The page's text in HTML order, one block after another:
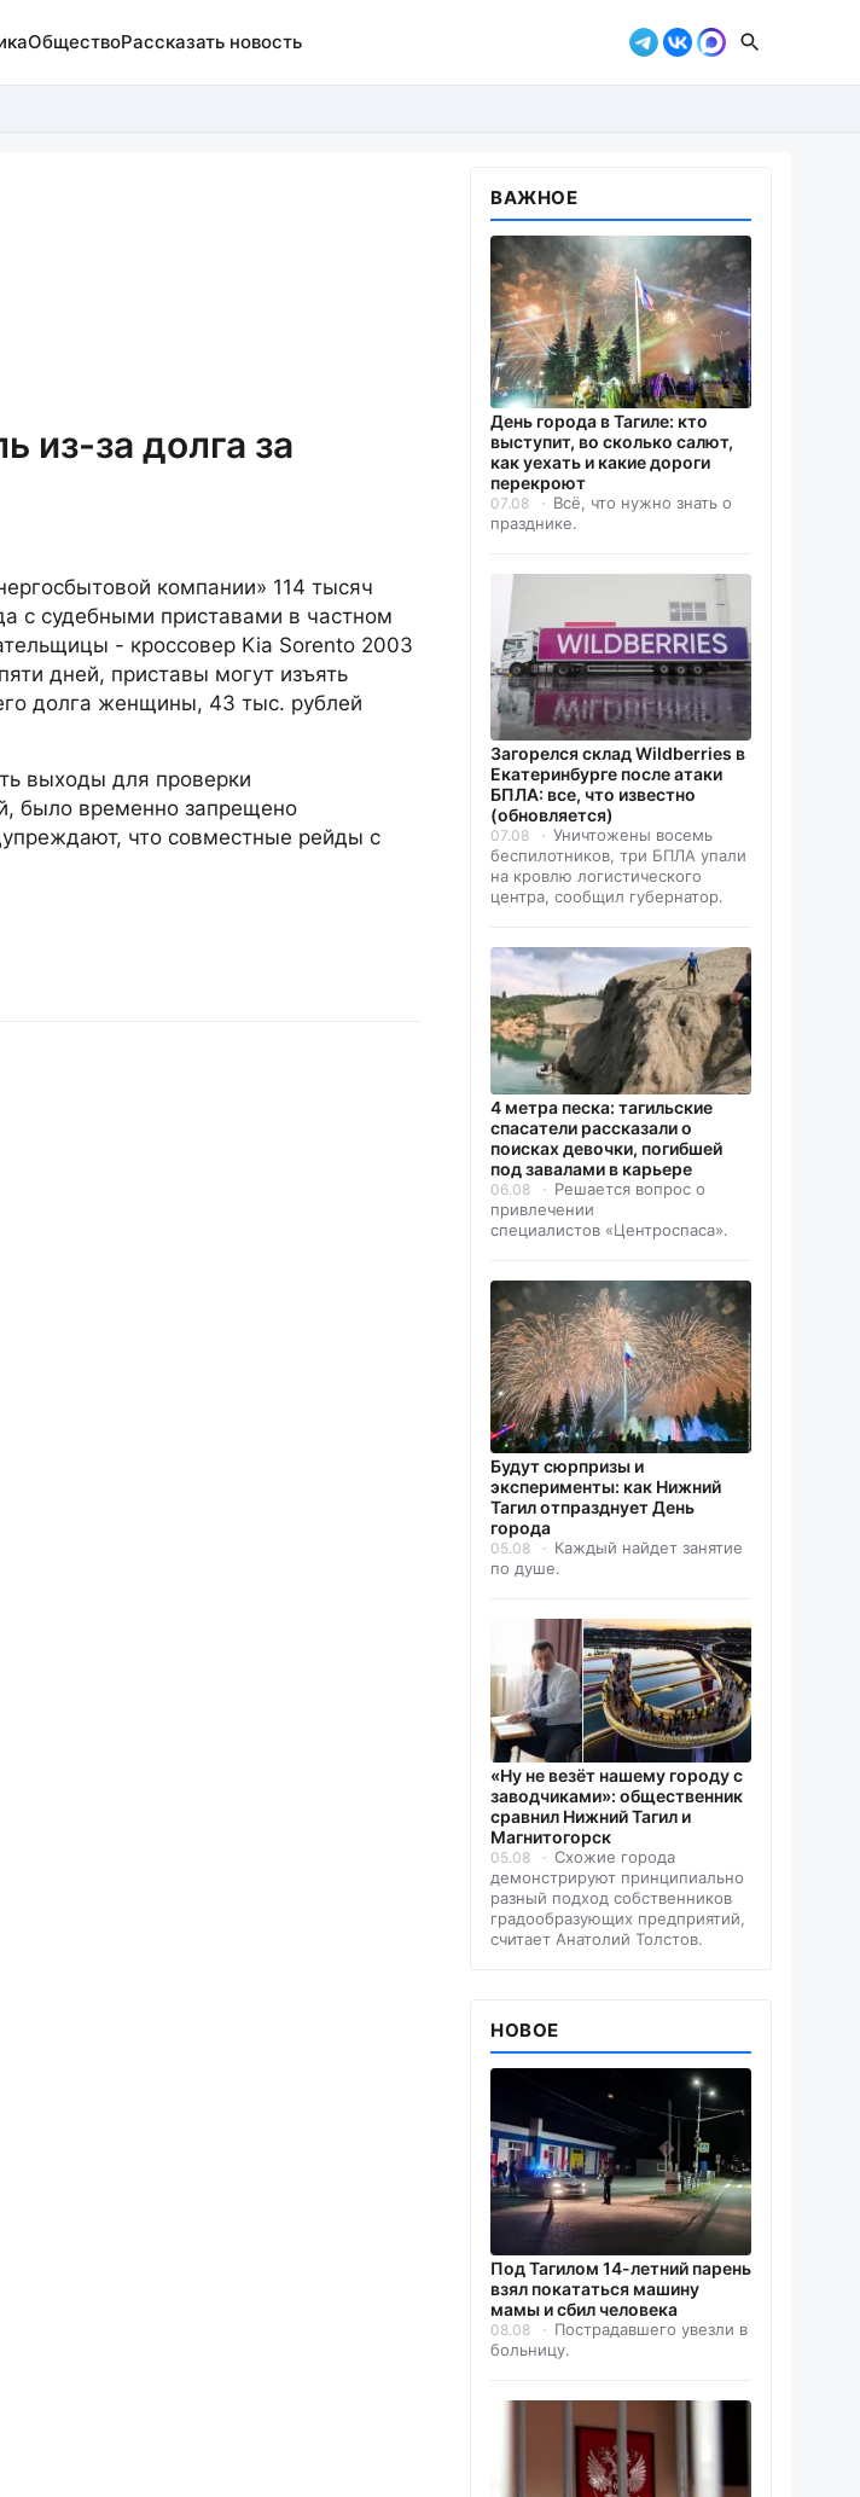
ОбществоРассказать новость
из-за долга за
компании» 114 тысяч
с судебными приставами в частном
- кроссовер Kia Sorento 2003
дней, приставы могут изъять
долга женщины, 43 тыс. рублей
выходы для проверки
было временно запрещено
что совместные рейды с
ВАЖНОЕ
День города в Тагиле: кто
выступит, во сколько салют,
как уехать и какие дороги
перекроют
07.08
Всё, что нужно знать о
празднике.
Загорелся склад Wildberries в
Екатеринбурге после атаки
БПЛА: все, что известно
(обновляется)
07.08
Уничтожены восемь
беспилотников, три БПЛА упали
на кровлю логистического
центра, сообщил губернатор.
4 метра песка: тагильские
спасатели рассказали о
поисках девочки, погибшей
под завалами в карьере
06.08
Решается вопрос о
привлечении
специалистов «Центроспаса».
Будут сюрпризы и
эксперименты: как Нижний
Тагил отпразднует День
города
05.08
Каждый найдет занятие
по душе.
«Ну не везёт нашему городу с
заводчиками»: общественник
сравнил Нижний Тагил и
Магнитогорск
05.08
Схожие города
демонстрируют принципиально
разный подход собственников
градообразующих предприятий,
считает Анатолий Толстов.
НОВОЕ
Под Тагилом 14-летний парень
взял покататься машину
мамы и сбил человека
08.08
Пострадавшего увезли в
больницу.